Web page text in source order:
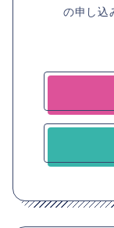
の申し込